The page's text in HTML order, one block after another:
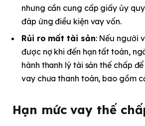
nhưng cần cung cấp giấy ủy
đáp ứng điều kiện vay vốn.
Rủi ro mất tài sản: Nếu người
được nợ khi đến hạn tất toán,
hành thanh lý tài sản thế chấp
vay chưa thanh toán, bao gồm
Hạn mức vay thế